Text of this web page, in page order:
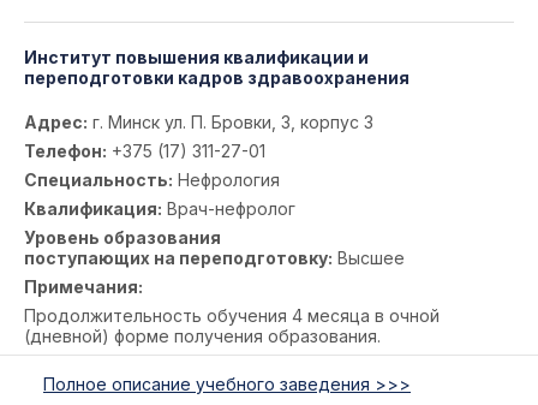
Институт повышения квалификации и
переподготовки кадров здравоохранения
Адрес: г. Минск ул. П. Бровки, 3, корпус 3
Телефон: +375 (17) 311-27-01
Специальность: Нефрология
Квалификация: Врач-нефролог
Уровень образования
поступающих на переподготовку: Высшее
Примечания:
Продолжительность обучения 4 месяца в очной
(дневной) форме получения образования.
Полное описание учебного заведения >>>